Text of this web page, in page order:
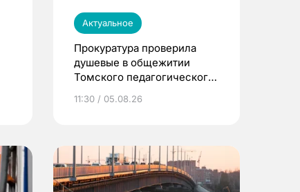
Актуальное
Прокуратура проверила
душевые в общежитии
Томского педагогического
11:30 / 05.08.26